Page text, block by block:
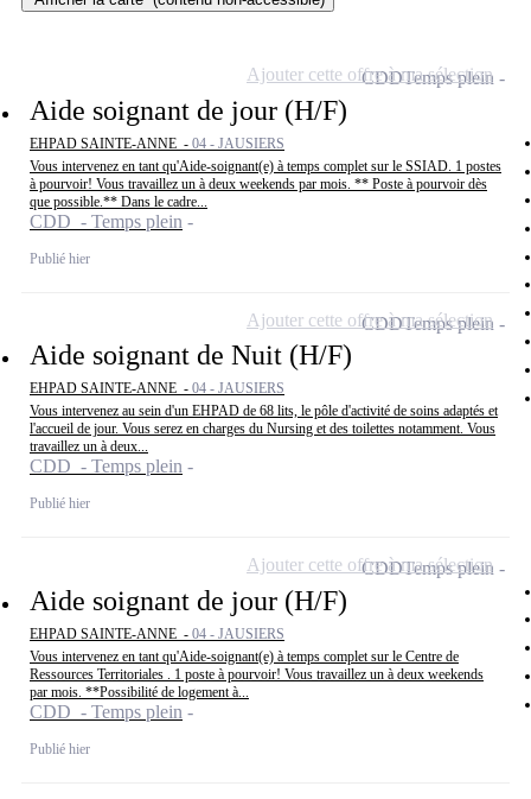
Aide soignant de jour (H/F)
EHPAD SAINTE-ANNE - 04 - JAUSIERS
Vous intervenez en tant qu'Aide-soignant(e) à temps complet sur le SSIAD. 1 postes
à pourvoir! Vous travaillez un à deux weekends par mois. ** Poste à pourvoir dès
que possible.** Dans le cadre...
CDD - Temps plein
Publié hier
CDDTemps plein
Ajouter cette offre à ma sélection
Aide soignant de Nuit (H/F)
EHPAD SAINTE-ANNE - 04 - JAUSIERS
Vous intervenez au sein d'un EHPAD de 68 lits, le pôle d'activité de soins adaptés et
l'accueil de jour. Vous serez en charges du Nursing et des toilettes notamment. Vous
travaillez un à deux...
CDD - Temps plein
Publié hier
CDDTemps plein
Ajouter cette offre à ma sélection
Aide soignant de jour (H/F)
EHPAD SAINTE-ANNE - 04 - JAUSIERS
Vous intervenez en tant qu'Aide-soignant(e) à temps complet sur le Centre de
Ressources Territoriales . 1 poste à pourvoir! Vous travaillez un à deux weekends
par mois. **Possibilité de logement à...
CDD - Temps plein
Publié hier
CDDTemps plein
Ajouter cette offre à ma sélection